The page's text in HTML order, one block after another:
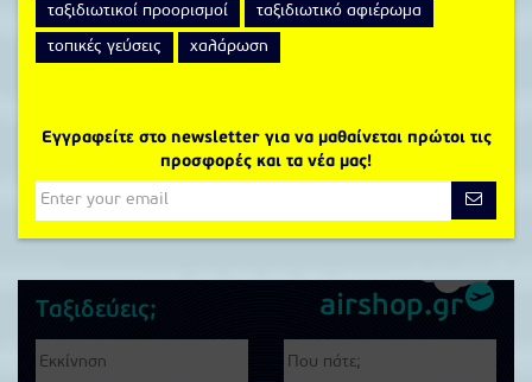
ταξιδιωτικοί προορισμοί
ταξιδιωτικό αφιέρωμα
τοπικές γεύσεις
χαλάρωση
Εγγραφείτε στο newsletter για να μαθαίνεται πρώτοι τις
προσφορές και τα νέα μας!